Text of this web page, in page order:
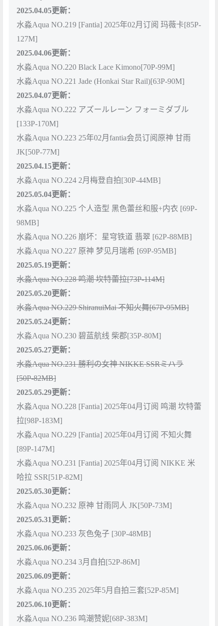
2025.04.05更新：
水淼Aqua NO.219 [Fantia] 2025年02月订阅 玛薇卡[85P-
127M]
2025.04.06更新：
水淼Aqua NO.220 Black Lace Kimono[70P-99M]
水淼Aqua NO.221 Jade (Honkai Star Rail)[63P-90M]
2025.04.07更新：
水淼Aqua NO.222 アズールレーン フォーミダブル
[133P-170M]
水淼Aqua NO.223 25年02月fantia会员订阅原神 甘雨
JK[50P-77M]
2025.04.15更新：
水淼Aqua NO.224 2月梅登自拍[30P-44MB]
2025.05.04更新：
水淼Aqua NO.225 个人造型 黑色蕾丝和服+内衣 [69P-
98MB]
水淼Aqua NO.226 崩坏：星穹铁道 翡翠 [62P-88MB]
水淼Aqua NO.227 原神 梦见月瑞希 [69P-95MB]
2025.05.19更新：
水淼Aqua NO.228 鸣潮 坎特蕾拉[73P-114M]
2025.05.20更新：
水淼Aqua NO.229 ShiranuiMai 不知火舞[67P-95MB]
2025.05.24更新：
水淼Aqua NO.230 碧蓝航线 柴郡[35P-80M]
2025.05.27更新：
水淼Aqua NO.231 勝利の女神 NIKKE SSRミハラ
[50P-82MB]
2025.05.29更新：
水淼Aqua NO.228 [Fantia] 2025年04月订阅 鸣潮 坎特蕾
拉[98P-183M]
水淼Aqua NO.229 [Fantia] 2025年04月订阅 不知火舞
[89P-147M]
水淼Aqua NO.231 [Fantia] 2025年04月订阅 NIKKE 米
哈拉 SSR[51P-82M]
2025.05.30更新：
水淼Aqua NO.232 原神 甘雨同人 JK[50P-73M]
2025.05.31更新：
水淼Aqua NO.233 灰色兔子 [30P-48MB]
2025.06.06更新：
水淼Aqua NO.234 3月自拍[52P-86M]
2025.06.09更新：
水淼Aqua NO.235 2025年5月自拍三套[52P-85M]
2025.06.10更新：
水淼Aqua NO.236 鸣潮赞妮[68P-383M]